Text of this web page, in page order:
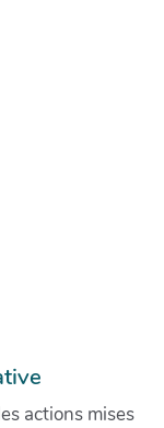
actions mises